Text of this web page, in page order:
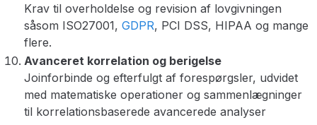
Krav til overholdelse og revision af lovgivningen
såsom ISO27001, GDPR, PCI DSS, HIPAA og mange
flere.
Avanceret korrelation og berigelse
Joinforbinde og efterfulgt af forespørgsler, udvidet
med matematiske operationer og sammenlægninger
til korrelationsbaserede avancerede analyser